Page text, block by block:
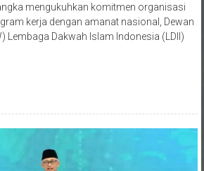
mengukuhkan komitmen organisasi
kerja dengan amanat nasional, Dewan
Lembaga Dakwah Islam Indonesia (LDII)